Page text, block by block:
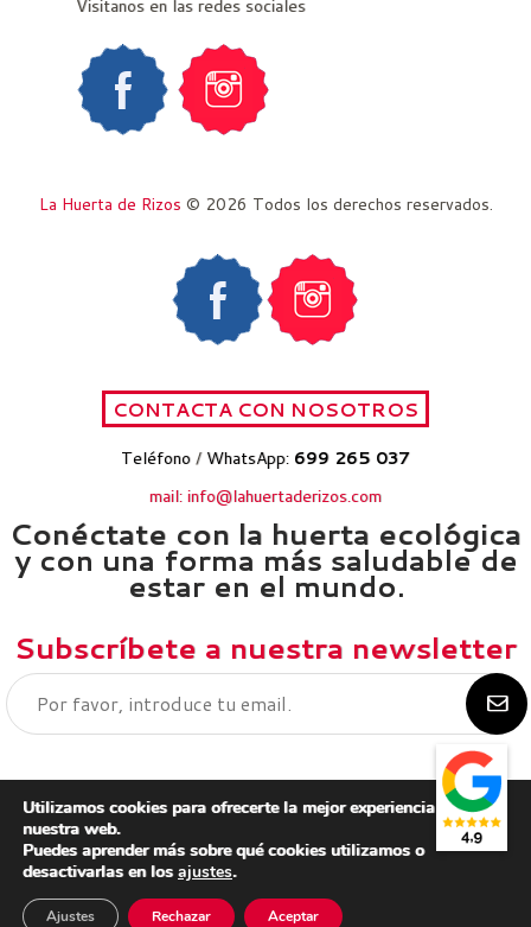
Visitanos en las redes sociales
La Huerta de Rizos © 2026 Todos los derechos reservados.
Teléfono / WhatsApp: 699 265 037
mail: info@lahuertaderizos.com
Conéctate con la huerta ecológica
y con una forma más saludable de
estar en el mundo.
Subscríbete a nuestra newsletter
Aviso legal
Política de privacidad
Política de cookies
Utilizamos cookies para ofrecerte la mejor experiencia en
nuestra web.
Puedes aprender más sobre qué cookies utilizamos o
desactivarlas en losajustes.
Aceptar
Rechazar
Ajustes